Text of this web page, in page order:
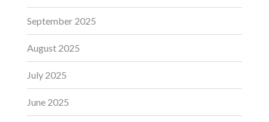
September 2025
August 2025
July 2025
June 2025